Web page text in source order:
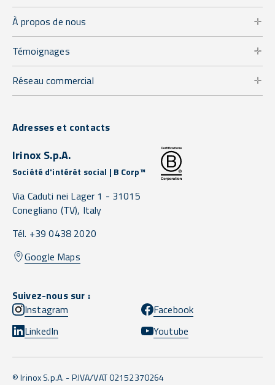
À propos de nous
Témoignages
Réseau commercial
Adresses et contacts
Irinox S.p.A.
Société d'intérêt social | B Corp™
Via Caduti nei Lager 1 - 31015
Conegliano (TV), Italy
Tél. +39 0438 2020
Google Maps
Suivez-nous sur :
Instagram
Facebook
LinkedIn
Youtube
© Irinox S.p.A. - P.IVA/VAT 02152370264